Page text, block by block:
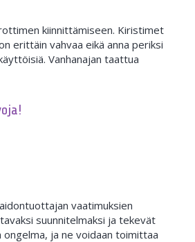
kiinnittämiseen. Kiristimet
erittäin vahvaa eikä anna periksi
Vanhanajan taattua
vaatimuksien
suunnitelmaksi ja tekevät
ja ne voidaan toimittaa